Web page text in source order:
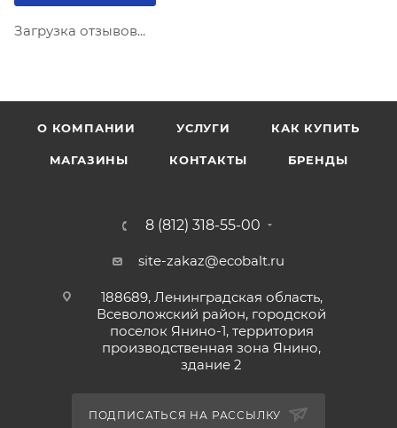
Загрузка отзывов...
О КОМПАНИИ УСЛУГИ КАК КУПИТЬ
МАГАЗИНЫ КОНТАКТЫ БРЕНДЫ
8 (812) 318-55-00
site-zakaz@ecobalt.ru
188689, Ленинградская область,
Всеволожский район, городской
поселок Янино-1, территория
производственная зона Янино,
здание 2
ПОДПИСАТЬСЯ НА РАССЫЛКУ